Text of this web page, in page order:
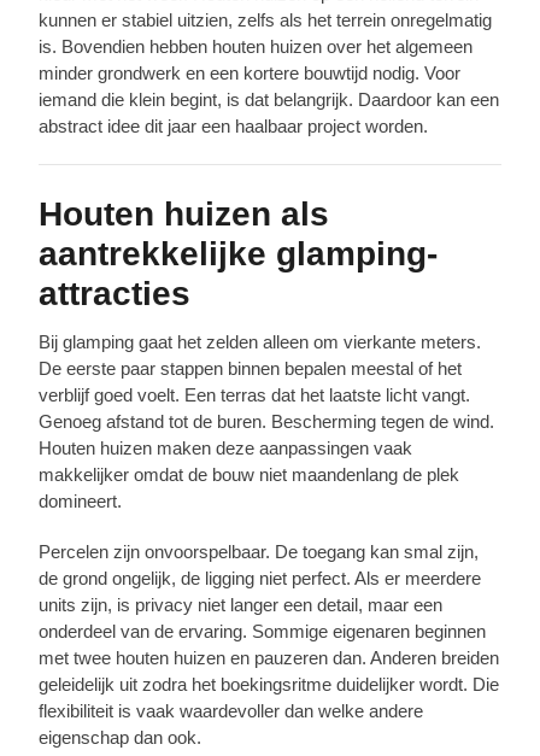
kunnen er stabiel uitzien, zelfs als het terrein onregelmatig
is. Bovendien hebben houten huizen over het algemeen
minder grondwerk en een kortere bouwtijd nodig. Voor
iemand die klein begint, is dat belangrijk. Daardoor kan een
abstract idee dit jaar een haalbaar project worden.
Houten huizen als
aantrekkelijke glamping-
attracties
Bij glamping gaat het zelden alleen om vierkante meters.
De eerste paar stappen binnen bepalen meestal of het
verblijf goed voelt. Een terras dat het laatste licht vangt.
Genoeg afstand tot de buren. Bescherming tegen de wind.
Houten huizen maken deze aanpassingen vaak
makkelijker omdat de bouw niet maandenlang de plek
domineert.
Percelen zijn onvoorspelbaar. De toegang kan smal zijn,
de grond ongelijk, de ligging niet perfect. Als er meerdere
units zijn, is privacy niet langer een detail, maar een
onderdeel van de ervaring. Sommige eigenaren beginnen
met twee houten huizen en pauzeren dan. Anderen breiden
geleidelijk uit zodra het boekingsritme duidelijker wordt. Die
flexibiliteit is vaak waardevoller dan welke andere
eigenschap dan ook.